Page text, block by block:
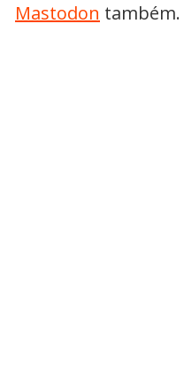
Mastodon também.